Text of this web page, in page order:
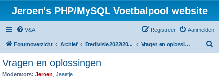
Jeroen's PHP/MySQL Voetbalpool website
V&A Aanmelden
Registreer
Forumoverzicht Archief Eredivisie 2022/2023 voetbalpool Vragen en oplossingen
Vragen en oplossingen
Moderators: Jeroen Jaantje